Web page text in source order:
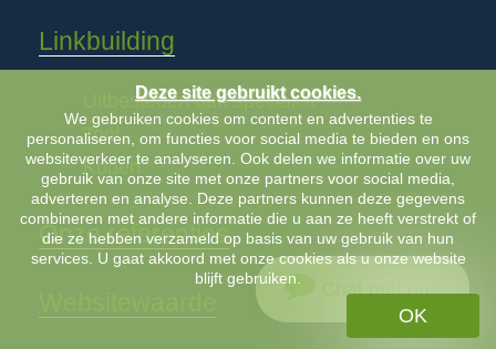
Linkbuilding
Uitbesteden aan specialist
Tool
Kopen
Onze referenties
Chat met ons
Deze site gebruikt cookies.
We gebruiken cookies om content en advertenties te
personaliseren, om functies voor social media te bieden en ons
websiteverkeer te analyseren. Ook delen we informatie over uw
gebruik van onze site met onze partners voor social media,
adverteren en analyse. Deze partners kunnen deze gegevens
combineren met andere informatie die u aan ze heeft verstrekt of
die ze hebben verzameld op basis van uw gebruik van hun
services. U gaat akkoord met onze cookies als u onze website
blijft gebruiken.
OK